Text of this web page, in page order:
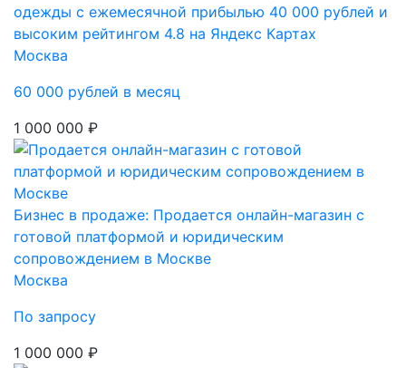
одежды с ежемесячной прибылью 40 000 рублей и
высоким рейтингом 4.8 на Яндекс Картах
Москва
60 000 рублей в месяц
1 000 000 ₽
Бизнес в продаже: Продается онлайн-магазин с
готовой платформой и юридическим
сопровождением в Москве
Москва
По запросу
1 000 000 ₽